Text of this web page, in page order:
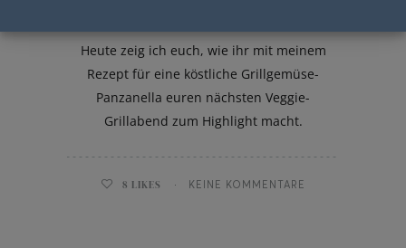
Heute zeig ich euch, wie ihr mit meinem
Rezept für eine köstliche Grillgemüse-
Panzanella euren nächsten Veggie-
Grillabend zum Highlight macht.
8 LIKES KEINE KOMMENTARE